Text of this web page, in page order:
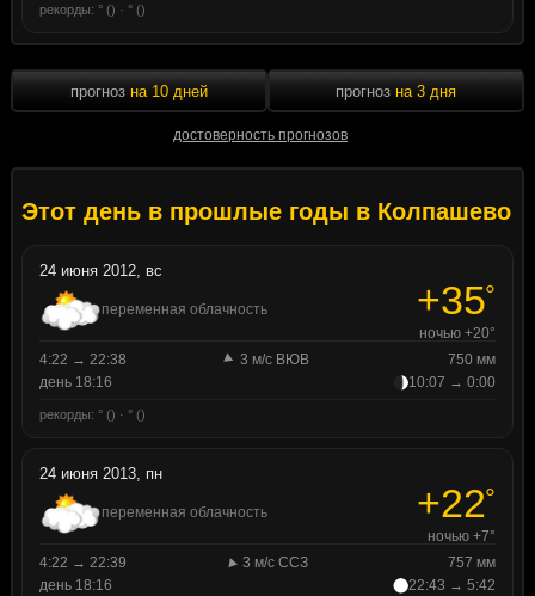
рекорды: ° () · ° ()
прогноз на 10 дней
достоверность прогнозов
прогноз на 3 дня
Этот день в прошлые годы в Колпашево
24 июня 2012, вс
переменная облачность +35°
ночью +20°
4:22 → 22:38
3 м/с ВЮВ
750 мм
день 18:16
10:07 → 0:00
рекорды: ° () · ° ()
24 июня 2013, пн
переменная облачность +22°
ночью +7°
4:22 → 22:39
3 м/с ССЗ
757 мм
день 18:16
22:43 → 5:42